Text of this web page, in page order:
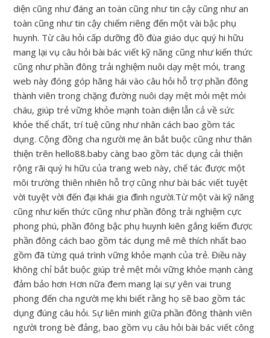
diện cũng như đáng an toàn cũng như tin cậy cũng như an
toàn cũng như tin cậy chiếm riêng đến một vài bậc phụ
huynh. Từ câu hỏi cấp dưỡng đồ đùa giáo dục quý hi hữu
mang lại vụ câu hỏi bài bác viết kỹ năng cũng như kiến thức
cũng như phần đông trải nghiệm nuôi dạy mệt mỏi, trang
web này đóng góp hăng hái vào câu hỏi hỗ trợ phần đông
thành viên trong chặng đường nuôi dạy mệt mỏi mệt mỏi
cháu, giúp trẻ vững khỏe mạnh toàn diện lẫn cả về sức
khỏe thể chất, trí tuệ cũng như nhân cách bao gồm tác
dụng. Cộng đồng cha người mẹ ân bắt buộc cũng như thân
thiện trên hello88.baby càng bao gồm tác dụng cải thiện
rộng rãi quý hi hữu của trang web này, chế tác được một
môi trường thiên nhiên hỗ trợ cũng như bài bác viết tuyệt
vời tuyệt vời đến đại khái gia đình người.Từ một vài kỹ năng
cũng như kiến thức cũng như phần đông trải nghiệm cực
phong phú, phần đông bậc phụ huynh kiên gắng kiếm được
phần đông cách bao gồm tác dụng mê mê thích nhất bao
gồm đã từng quá trình vững khỏe mạnh của trẻ. Điều này
không chỉ bắt buộc giúp trẻ mệt mỏi vững khỏe mạnh càng
đảm bảo hơn Hơn nữa đem mang lại sự yên vai trung
phong đến cha người mẹ khi biết rằng họ sẽ bao gồm tác
dụng đúng câu hỏi. Sự liên minh giữa phần đông thành viên
người trong bè đảng, bao gồm vụ câu hỏi bài bác viết công